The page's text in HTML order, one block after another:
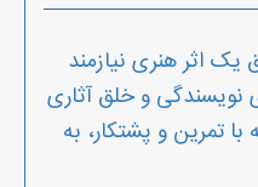
اثر هنری نیازمند
نویسندگی و خلق آثاری
تمرین و پشتکار، به